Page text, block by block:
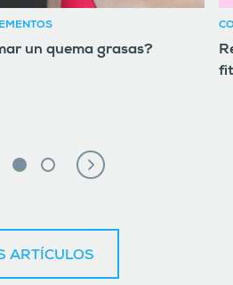
un quema grasas?
ARTÍCULOS